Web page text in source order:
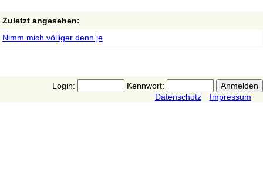
Zuletzt angesehen:
Nimm mich völliger denn je
Login:
Kennwort:
Datenschutz
Impressum